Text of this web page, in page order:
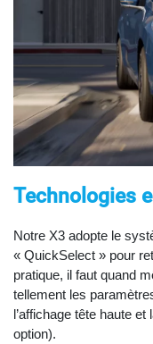
Technologies
Notre X3 adopte le
« QuickSelect » pour
pratique, il faut quand
tellement les
l’affichage tête haute
option).